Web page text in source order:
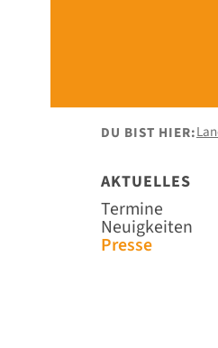
DU BIST HIER:
AKTUELLES
Navigation
überspringen
Termine
Neuigkeiten
Presse